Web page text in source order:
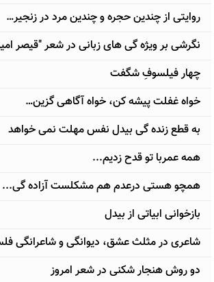
روایتی از چندین حجره و چندین مرد در زنجیر…
نگرشی بر ویژه گی های زبانی در شعر "قیصر
چهار فیلسوفِ شگفت
خواه غفلت پیشه کن، خواه آگاهی گزین…
به قطع زنده گی بیدل نفس مهلت نمی خواهد
همه عمربا تو قدح زدیم...
همچو هستی درعدم هم مشکلست آزاده گی...
بازخوانی ابیاتی از بیدل
شاعری در مثلث عشق، دیوانگی و شاعرانگی
دو روش هنجار شکنی در شعر امروز